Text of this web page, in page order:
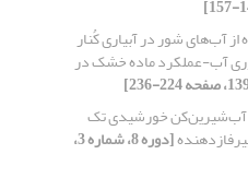
آب‌های شور در آبیاری کُنار
آب-عملکرد ماده خشک در
آب‌شیرین‌کن خورشیدی تک
[دوره 8، شماره 3،